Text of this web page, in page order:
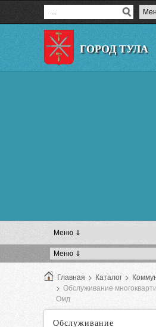
ГОРОД ТУЛА
Главная > Каталог >
> Обслуживание
Омд
Обслуживание